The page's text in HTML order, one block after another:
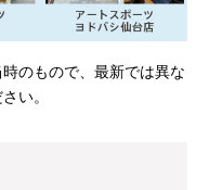
のもので、最新では異な
い。